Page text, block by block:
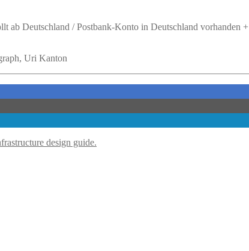
ab Deutschland / Postbank-Konto in Deutschland vorhanden +
Uri Kanton
design guide.